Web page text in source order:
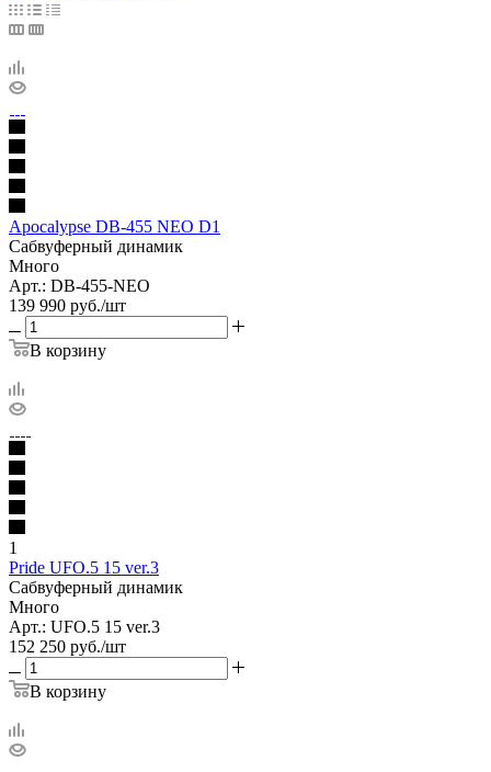
Apocalypse DB-455 NEO D1
Сабвуферный динамик
Много
Арт.: DB-455-NEO
139 990 руб./шт
В корзину
1
Pride UFO.5 15 ver.3
Сабвуферный динамик
Много
Арт.: UFO.5 15 ver.3
152 250 руб./шт
В корзину